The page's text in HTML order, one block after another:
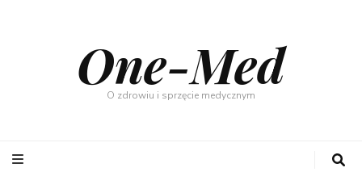
One-Med
O zdrowiu i sprzęcie medycznym